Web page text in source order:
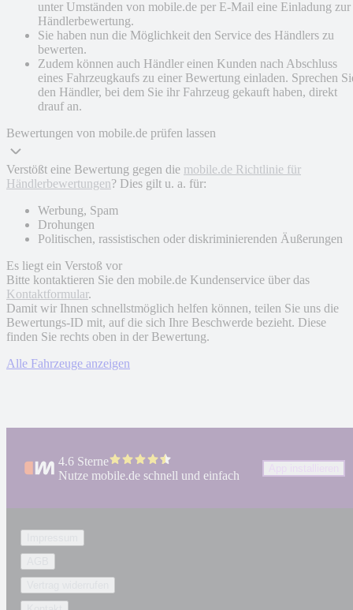
unter Umständen von mobile.de per E-Mail eine Einladung zur
Händlerbewertung.
Sie haben nun die Möglichkeit den Service des Händlers zu
bewerten.
Zudem können auch Händler einen Kunden nach Abschluss
eines Fahrzeugkaufs zu einer Bewertung einladen. Sprechen
den Händler, bei dem Sie ihr Fahrzeug gekauft haben, direkt
drauf an.
Bewertungen von mobile.de prüfen lassen
Verstößt eine Bewertung gegen die mobile.de Richtlinie für
Händlerbewertungen? Dies gilt u. a. für:
Werbung, Spam
Drohungen
Politischen, rassistischen oder diskriminierenden Äußerungen
Es liegt ein Verstoß vor
Bitte kontaktieren Sie den mobile.de Kundenservice über das
Kontaktformular.
Damit wir Ihnen schnellstmöglich helfen können, teilen Sie uns die
Bewertungs-ID mit, auf die sich Ihre Beschwerde bezieht. Diese
finden Sie rechts oben in der Bewertung.
Alle Fahrzeuge anzeigen
4.6 Sterne
Nutze mobile.de schnell und einfach